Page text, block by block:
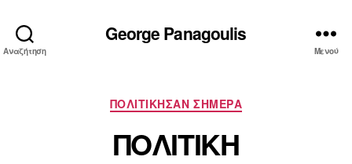
Αναζήτηση
George Panagoulis
Μενού
Κατηγορίες
ΠΟΛΙΤΙΚΗΣΑΝ ΣΗΜΕΡΑ
ΠΟΛΙΤΙΚΗ